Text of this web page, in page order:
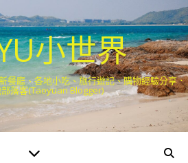
小世界
餐廳、各地小吃、旅行遊記、購物經驗分享．
落客(Taoyuan Blogger)